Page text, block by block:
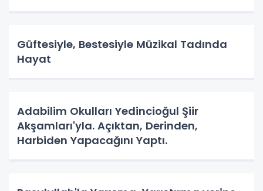
Güftesiyle, Bestesiyle Müzikal Tadında
Hayat
Adabilim Okulları Yedincioğul Şiir
Akşamları'yla. Açıktan, Derinden,
Harbiden Yapacağını Yaptı.